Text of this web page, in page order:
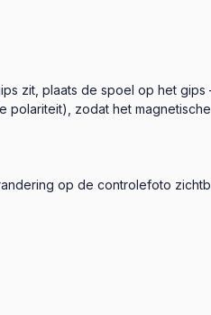
zit, plaats de spoel op het
zodat het
op de controlefoto